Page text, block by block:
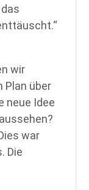
wir
Plan über
neue Idee
war
Die